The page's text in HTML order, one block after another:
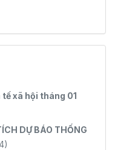
xã hội tháng 01
DỰ BÁO THỐNG